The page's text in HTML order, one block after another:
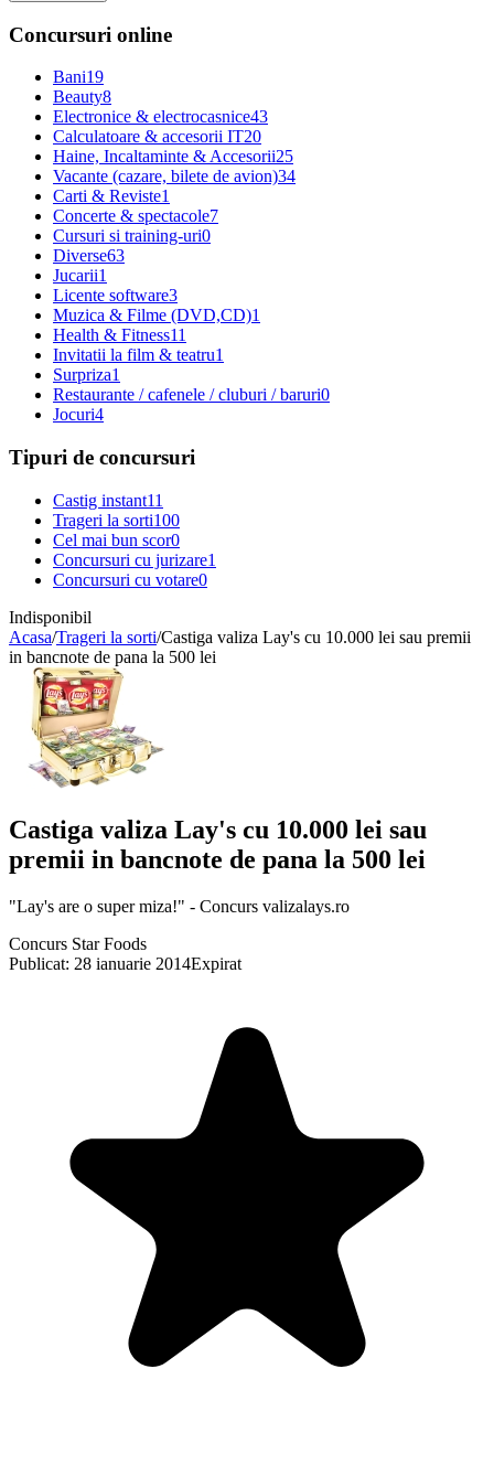
Concursuri online
Bani19
Beauty8
Electronice & electrocasnice43
Calculatoare & accesorii IT20
Haine, Incaltaminte & Accesorii25
Vacante (cazare, bilete de avion)34
Carti & Reviste1
Concerte & spectacole7
Cursuri si training-uri0
Diverse63
Jucarii1
Licente software3
Muzica & Filme (DVD,CD)1
Health & Fitness11
Invitatii la film & teatru1
Surpriza1
Restaurante / cafenele / cluburi / baruri0
Jocuri4
Tipuri de concursuri
Castig instant11
Trageri la sorti100
Cel mai bun scor0
Concursuri cu jurizare1
Concursuri cu votare0
Indisponibil
Acasa/Trageri la sorti/Castiga valiza Lay's cu 10.000 lei sau premii
in bancnote de pana la 500 lei
Castiga valiza Lay's cu 10.000 lei sau
premii in bancnote de pana la 500 lei
"Lay's are o super miza!" - Concurs valizalays.ro
Concurs Star Foods
Publicat: 28 ianuarie 2014Expirat